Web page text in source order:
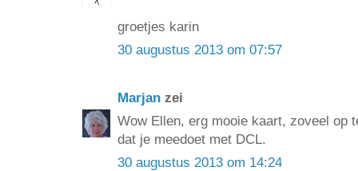
groetjes karin
30 augustus 2013 om 07:57
Marjan zei
Wow Ellen, erg mooie kaart, zoveel op
dat je meedoet met DCL.
30 augustus 2013 om 14:24